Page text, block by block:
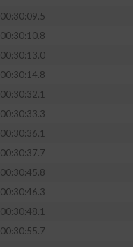
00:30:09.5
00:30:10.8
00:30:13.0
00:30:14.8
00:30:32.1
00:30:33.3
00:30:36.1
00:30:37.7
00:30:45.8
00:30:46.3
00:30:48.1
00:30:55.7